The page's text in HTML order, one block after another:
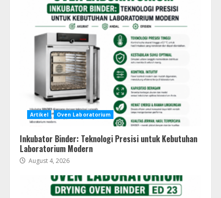
Artikel Oven Laboratorium
Inkubator Binder: Teknologi Presisi untuk Kebutuhan
Laboratorium Modern
August 4, 2026